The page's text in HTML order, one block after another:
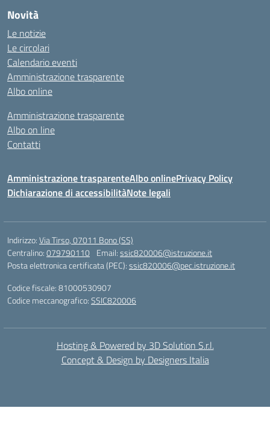
Novità
Le notizie
Le circolari
Calendario eventi
Amministrazione trasparente
Albo online
Amministrazione trasparente
Albo on line
Contatti
Amministrazione trasparenteAlbo onlinePrivacy Policy
Dichiarazione di accessibilitàNote legali
Indirizzo:Via Tirso, 07011 Bono (SS)
Centralino:079790110 Email:ssic820006@istruzione.it
Posta elettronica certificata (PEC):ssic820006@pec.istruzione.it
Codice fiscale: 81000530907
Codice meccanografico:SSIC820006
Hosting & Powered by 3D Solution S.r.l.
Concept & Design by Designers Italia